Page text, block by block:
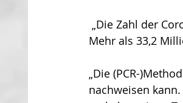
Mehr als 33,2
„Die (PCR-
nachweisen